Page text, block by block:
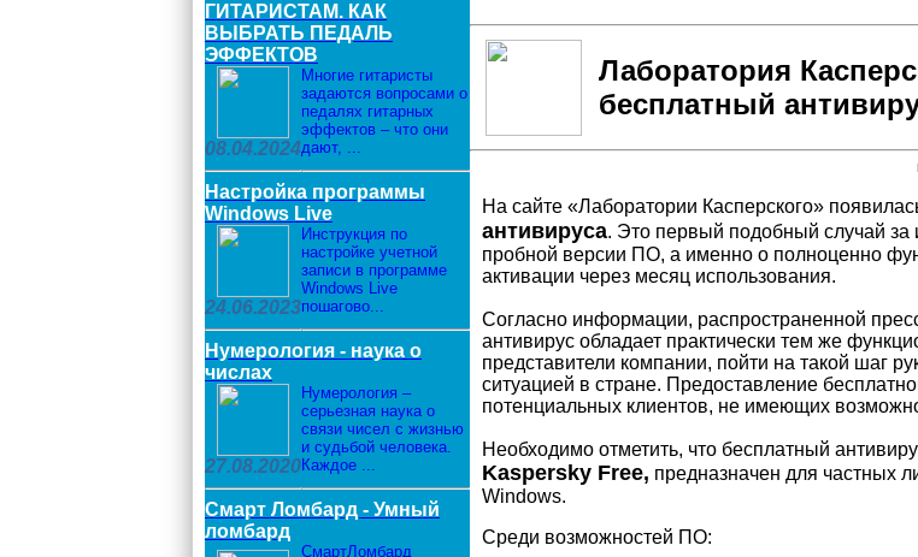
Лаборатория
бесплатный
На сайте «Лаборатории Касперского»
антивируса. Это первый подобный случай за
пробной версии ПО, а именно о полноценно
активации через месяц использования.
Согласно информации, распространенной
антивирус обладает практически тем же
представители компании, пойти на такой шаг
ситуацией в стране. Предоставление
потенциальных клиентов, не имеющих
Необходимо отметить, что бесплатный
Kaspersky Free, предназначен для частных
Windows.
Среди возможностей ПО:
ГИТАРИСТАМ. КАК
ВЫБРАТЬ ПЕДАЛЬ
ЭФФЕКТОВ
08.04.2024
Многие гитаристы
задаются вопросами о
педалях гитарных
эффектов – что они
дают, ...
Настройка программы
Windows Live
24.06.2023
Инструкция по
настройке учетной
записи в программе
Windows Live
пошагово...
Нумерология - наука о
числах
27.08.2020
Нумерология –
серьезная наука о
связи чисел с жизнью
и судьбой человека.
Каждое ...
Смарт Ломбард - Умный
ломбард
СмартЛомбард